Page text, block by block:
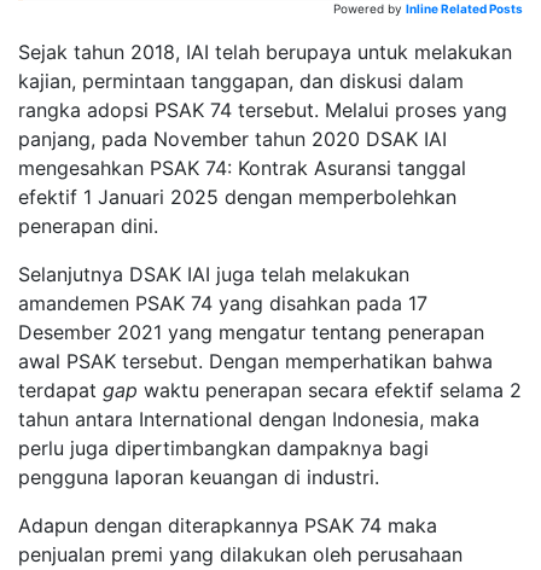
Powered by Inline Related Posts
Sejak tahun 2018, IAI telah berupaya untuk melakukan
kajian, permintaan tanggapan, dan diskusi dalam
rangka adopsi PSAK 74 tersebut. Melalui proses yang
panjang, pada November tahun 2020 DSAK IAI
mengesahkan PSAK 74: Kontrak Asuransi tanggal
efektif 1 Januari 2025 dengan memperbolehkan
penerapan dini.
Selanjutnya DSAK IAI juga telah melakukan
amandemen PSAK 74 yang disahkan pada 17
Desember 2021 yang mengatur tentang penerapan
awal PSAK tersebut. Dengan memperhatikan bahwa
terdapat gap waktu penerapan secara efektif selama 2
tahun antara International dengan Indonesia, maka
perlu juga dipertimbangkan dampaknya bagi
pengguna laporan keuangan di industri.
Adapun dengan diterapkannya PSAK 74 maka
penjualan premi yang dilakukan oleh perusahaan